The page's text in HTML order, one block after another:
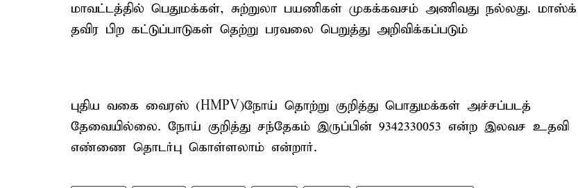
மாவட்டத்தில் பெதுமக்கள், சுற்றுலா பயணிகள் முகக்கவசம் அணிவது நல்லது. மாஸ்க்
தவிர பிற கட்டுப்பாடுகள் தெற்று பரவலை பெறுத்து அறிவிக்கப்படும்
புதிய வகை வைரஸ் (HMPV)நோய் தொற்று குறித்து பொதுமக்கள் அச்சப்படத்
தேவையில்லை. நோய் குறித்து சந்தேகம் இருப்பின் 9342330053 என்ற இலவச உதவி
எண்ணை தொடர்பு கொள்ளலாம் என்றார்.